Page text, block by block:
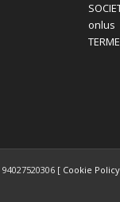
onlus
[ Cookie Policy